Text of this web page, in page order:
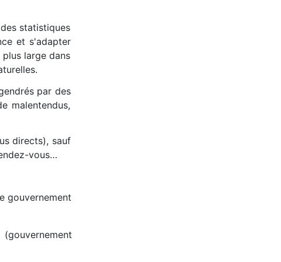
statistiques
et s'adapter
large dans
par des
malentendus,
directs), sauf
vous…
gouvernement